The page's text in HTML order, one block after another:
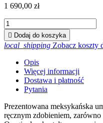
1 690,00 zł
 Dodaj do koszyka
local_shipping Zobacz koszty
Opis
Więcej informacji
Dostawa i płatność
Pytania
Prezentowana meksykańska
ręcznym zdobieniem,